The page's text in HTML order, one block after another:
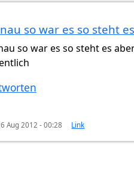
vonTunay (nicht überprüft)
so war es so steht es
so war es so steht es
Aug 2012 - 00:28 Link